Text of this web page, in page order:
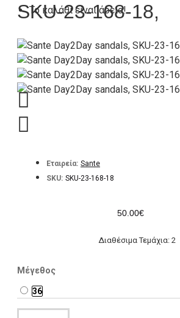
Το καλάθι είναι άδειο!
SKU-23-168-18,
Εταιρεία: Sante
SKU: SKU-23-168-18
50.00€
Διαθέσιμα Τεμάχια: 2
Μέγεθος
36